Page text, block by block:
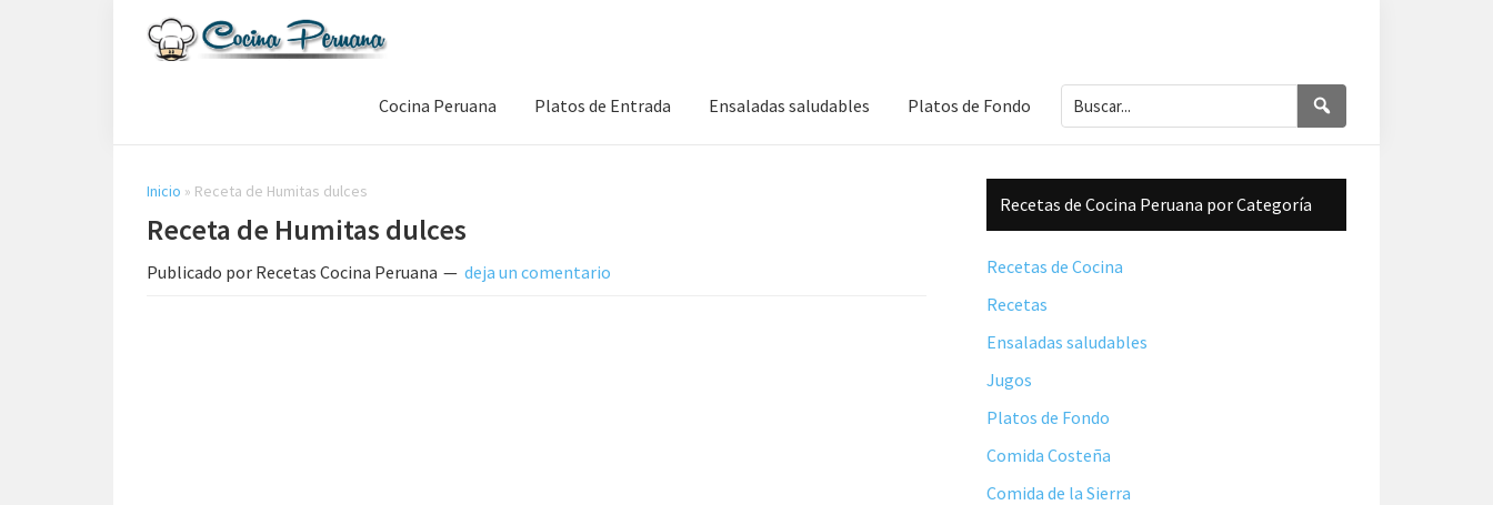
de
Comida
Peruana
Cocina Peruana Platos de Entrada Ensaladas saludables Platos de Fondo Buscar...
Inicio » Receta de Humitas dulces
Receta de Humitas dulces
Publicado por Recetas Cocina Peruana deja un comentario
Barra
lateral
principal
Recetas de Cocina Peruana por Categoría
Recetas de Cocina
Recetas
Ensaladas saludables
Jugos
Platos de Fondo
Comida Costeña
Comida de la Sierra